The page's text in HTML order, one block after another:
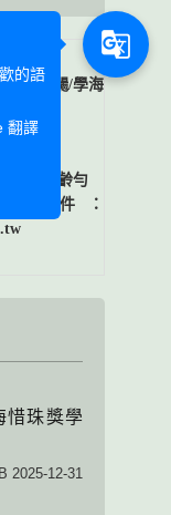
學海飛颺/學海
流組胡齡勻
郵件：
惜珠獎學
2025-12-31
的語
翻譯
g_translate